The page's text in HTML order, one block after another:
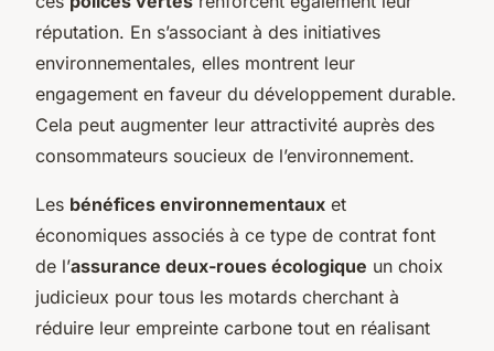
réputation. En s’associant à des initiatives
environnementales, elles montrent leur
engagement en faveur du développement durable.
Cela peut augmenter leur attractivité auprès des
consommateurs soucieux de l’environnement.
Les bénéfices environnementaux et
économiques associés à ce type de contrat font
de l’assurance deux-roues écologique un choix
judicieux pour tous les motards cherchant à
réduire leur empreinte carbone tout en réalisant